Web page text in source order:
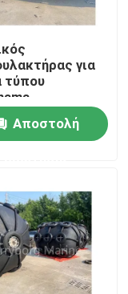
για
τύπου
Αποστολή